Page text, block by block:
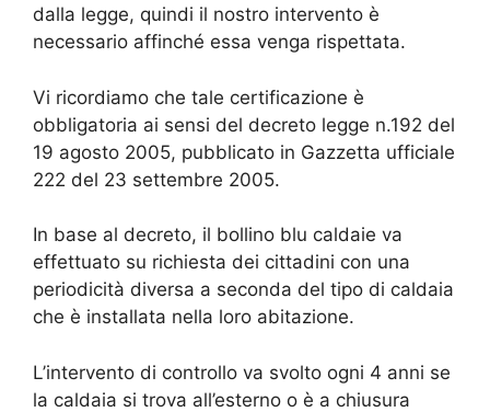
dalla legge, quindi il nostro intervento è
necessario affinché essa venga rispettata.
Vi ricordiamo che tale certificazione è
obbligatoria ai sensi del decreto legge n.192 del
19 agosto 2005, pubblicato in Gazzetta ufficiale
222 del 23 settembre 2005.
In base al decreto, il bollino blu caldaie va
effettuato su richiesta dei cittadini con una
periodicità diversa a seconda del tipo di caldaia
che è installata nella loro abitazione.
L’intervento di controllo va svolto ogni 4 anni se
la caldaia si trova all’esterno o è a chiusura